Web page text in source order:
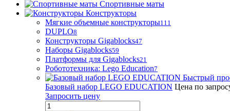
Спортивные маты
Конструкторы
Мягкие объемные конструкторы111
DUPLO8
Конструкторы Gigablocks47
Наборы Gigablocks59
Платформы для Gigablocks21
Робототехника: Lego Education7
Быстрый
Базовый набор LEGO EDUCATION Цена по
Запросить цену